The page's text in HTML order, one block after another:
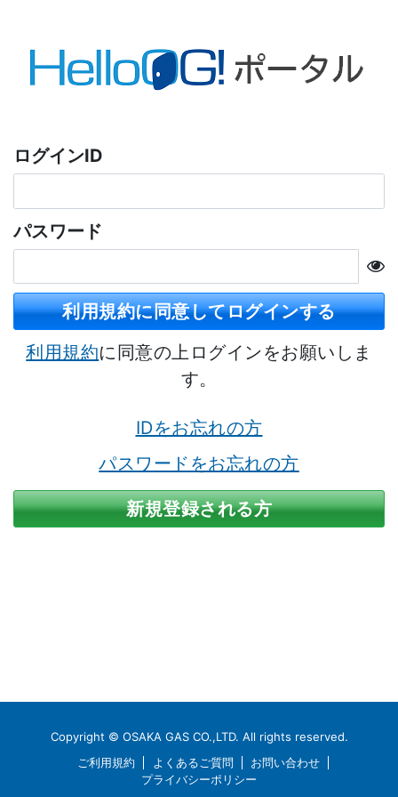
ログインID
パスワード
利用規約に同意してログインする
利用規約に同意の上ログインをお願いしま
す。
IDをお忘れの方
パスワードをお忘れの方
新規登録される方
Copyright © OSAKA GAS CO.,LTD. All rights reserved.
ご利用規約
よくあるご質問
お問い合わせ
プライバシーポリシー